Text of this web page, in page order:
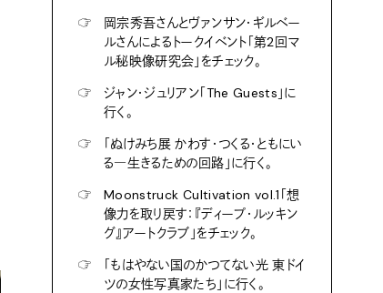
☞
岡宗秀吾さんとヴァンサン・ギルベー
ルさんによるトークイベント「第2回マ
ル秘映像研究会」をチェック。
☞
ジャン・ジュリアン「The Guests」に
行く。
☞
「ぬけみち展 かわす・つくる・ともにい
る―生きるための回路」に行く。
☞
Moonstruck Cultivation vol.1「想
像力を取り戻す：『ディープ・ルッキン
グ』アートクラブ」をチェック。
☞
「もはやない国のかつてない光 東ドイ
ツの女性写真家たち」に行く。